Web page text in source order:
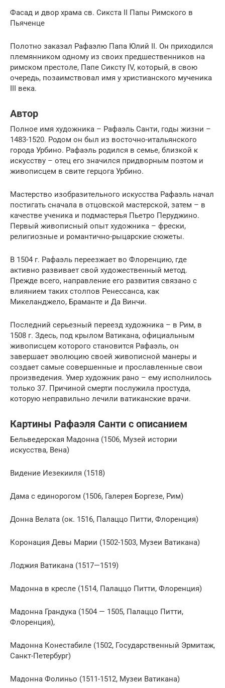
Фасад и двор храма св. Сикста II Папы Римского в
Пьяченце
Полотно заказал Рафаэлю Папа Юлий II. Он приходился
племянником одному из своих предшественников на
римском престоле, Папе Сиксту IV, который, в свою
очередь, позаимствовал имя у христианского мученика
III века.
Автор
Полное имя художника – Рафаэль Санти, годы жизни –
1483-1520. Родом он был из восточно-итальянского
города Урбино. Рафаэль родился в семье, близкой к
искусству – отец его значился придворным поэтом и
живописцем в свите герцога Урбино.
Мастерство изобразительного искусства Рафаэль начал
постигать сначала в отцовской мастерской, затем – в
качестве ученика и подмастерья Пьетро Перуджино.
Первый живописный опыт художника – фрески,
религиозные и романтично-рыцарские сюжеты.
В 1504 г. Рафаэль переезжает во Флоренцию, где
активно развивает свой художественный метод.
Прежде всего, направление его развития связано с
влиянием таких столпов Ренессанса, как
Микеланджело, Браманте и Да Винчи.
Последний серьезный переезд художника – в Рим, в
1508 г. Здесь, под крылом Ватикана, официальным
живописцем которого становится Рафаэль, он
завершает эволюцию своей живописной манеры и
создает самые совершенные и прославленные свои
произведения. Умер художник рано – ему исполнилось
только 37. Причиной смерти послужила простуда,
которую неправильно лечили ватиканские врачи.
Картины Рафаэля Санти с описанием
Бельведерская Мадонна (1506, Музей истории
искусства, Вена)
Видение Иезекииля (1518)
Дама с единорогом (1506, Галерея Боргезе, Рим)
Донна Велата (ок. 1516, Палаццо Питти, Флоренция)
Коронация Девы Марии (1502-1503, Музеи Ватикана)
Лоджия Ватикана (1517—1519)
Мадонна в кресле (1514, Палаццо Питти, Флоренция)
Мадонна Грандука (1504 — 1505, Палаццо Питти,
Флоренция),
Мадонна Конестабиле (1502, Государственный Эрмитаж,
Санкт-Петербург)
Мадонна Фолиньо (1511-1512, Музеи Ватикана)